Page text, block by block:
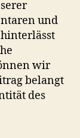
und
wir
belangt
des